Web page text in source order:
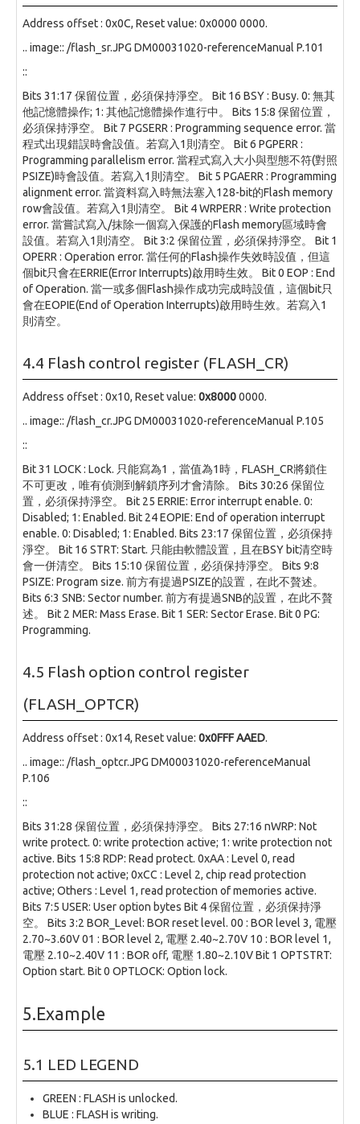
Address offset : 0x0C, Reset value: 0x0000 0000.
.. image:: /flash_sr.JPG DM00031020-referenceManual P.101
::
Bits 31:17 保留位置，必須保持淨空。 Bit 16 BSY : Busy. 0: 無其
他記憶體操作; 1: 其他記憶體操作進行中。 Bits 15:8 保留位置，
必須保持淨空。 Bit 7 PGSERR : Programming sequence error. 當
程式出現錯誤時會設值。若寫入1則清空。 Bit 6 PGPERR :
Programming parallelism error. 當程式寫入大小與型態不符(對照
PSIZE)時會設值。若寫入1則清空。 Bit 5 PGAERR : Programming
alignment error. 當資料寫入時無法塞入128-bit的Flash memory
row會設值。若寫入1則清空。 Bit 4 WRPERR : Write protection
error. 當嘗試寫入/抹除一個寫入保護的Flash memory區域時會
設值。若寫入1則清空。 Bit 3:2 保留位置，必須保持淨空。 Bit 1
OPERR : Operation error. 當任何的Flash操作失效時設值，但這
個bit只會在ERRIE(Error Interrupts)啟用時生效。 Bit 0 EOP : End
of Operation. 當一或多個Flash操作成功完成時設值，這個bit只
會在EOPIE(End of Operation Interrupts)啟用時生效。若寫入1
則清空。
4.4 Flash control register (FLASH_CR)
Address offset : 0x10, Reset value: 0x80000000.
.. image:: /flash_cr.JPG DM00031020-referenceManual P.105
::
Bit 31 LOCK : Lock. 只能寫為1，當值為1時，FLASH_CR將鎖住
不可更改，唯有偵測到解鎖序列才會清除。 Bits 30:26 保留位
置，必須保持淨空。 Bit 25 ERRIE: Error interrupt enable. 0:
Disabled; 1: Enabled. Bit 24 EOPIE: End of operation interrupt
enable. 0: Disabled; 1: Enabled. Bits 23:17 保留位置，必須保持
淨空。 Bit 16 STRT: Start. 只能由軟體設置，且在BSY bit清空時
會一併清空。 Bits 15:10 保留位置，必須保持淨空。 Bits 9:8
PSIZE: Program size. 前方有提過PSIZE的設置，在此不贅述。
Bits 6:3 SNB: Sector number. 前方有提過SNB的設置，在此不贅
述。 Bit 2 MER: Mass Erase. Bit 1 SER: Sector Erase. Bit 0 PG:
Programming.
4.5 Flash option control register
(FLASH_OPTCR)
Address offset : 0x14, Reset value: 0x0FFF AAED.
.. image:: /flash_optcr.JPG DM00031020-referenceManual
P.106
::
Bits 31:28 保留位置，必須保持淨空。 Bits 27:16 nWRP: Not
write protect. 0: write protection active; 1: write protection not
active. Bits 15:8 RDP: Read protect. 0xAA : Level 0, read
protection not active; 0xCC : Level 2, chip read protection
active; Others : Level 1, read protection of memories active.
Bits 7:5 USER: User option bytes Bit 4 保留位置，必須保持淨
空。 Bits 3:2 BOR_Level: BOR reset level. 00 : BOR level 3, 電壓
2.70~3.60V 01 : BOR level 2, 電壓 2.40~2.70V 10 : BOR level 1,
電壓 2.10~2.40V 11 : BOR off, 電壓 1.80~2.10V Bit 1 OPTSTRT:
Option start. Bit 0 OPTLOCK: Option lock.
5.Example
5.1 LED LEGEND
GREEN : FLASH is unlocked.
BLUE : FLASH is writing.